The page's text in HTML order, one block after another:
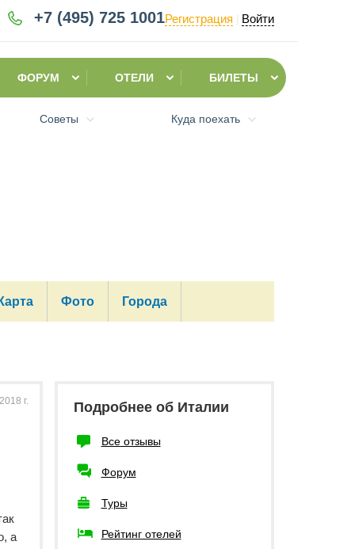
+7 (495) 725 1001Регистрация Войти
ФОРУМ ОТЕЛИ БИЛЕТЫ
Советы Куда поехать
Фото Города
г.
а
Подробнее об Италии
Все отзывы
Форум
Туры
Рейтинг отелей